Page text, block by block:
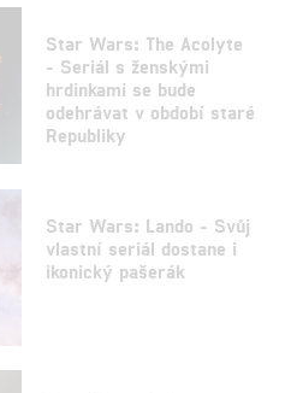
Star Wars: The Acolyte
- Seriál s ženskými
hrdinkami se bude
odehrávat v období staré
Republiky
Star Wars: Lando - Svůj
vlastní seriál dostane i
ikonický pašerák